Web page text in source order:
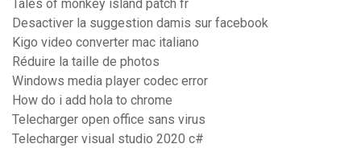
Tales of monkey island patch fr
Desactiver la suggestion damis sur facebook
Kigo video converter mac italiano
Réduire la taille de photos
Windows media player codec error
How do i add hola to chrome
Telecharger open office sans virus
Telecharger visual studio 2020 c#